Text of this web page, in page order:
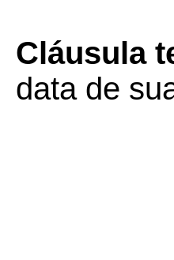
Cláusula
data de